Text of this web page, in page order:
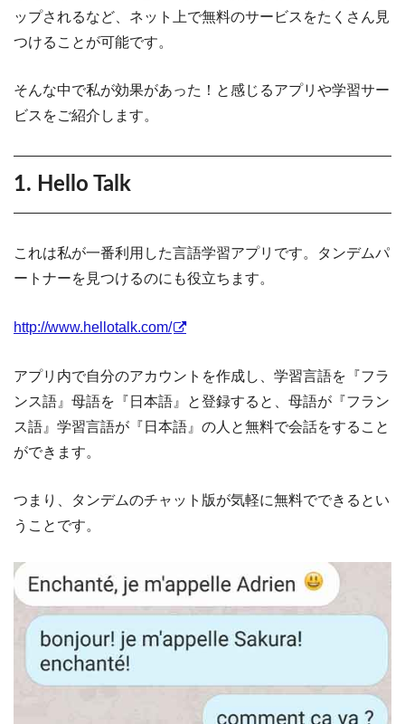
ップされるなど、ネット上で無料のサービスをたくさん見
つけることが可能です。
そんな中で私が効果があった！と感じるアプリや学習サー
ビスをご紹介します。
1. Hello Talk
これは私が一番利用した言語学習アプリです。タンデムパ
ートナーを見つけるのにも役立ちます。
http://www.hellotalk.com/
アプリ内で自分のアカウントを作成し、学習言語を『フラ
ンス語』母語を『日本語』と登録すると、母語が『フラン
ス語』学習言語が『日本語』の人と無料で会話をすること
ができます。
つまり、タンデムのチャット版が気軽に無料でできるとい
うことです。